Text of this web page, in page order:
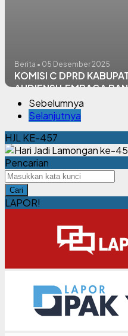
Berita • 05 Desember 2025
KOMISI C DPRD
AUDIENSI LEMBAGA
DUGAAN ADANYA NON
PEMBANGUNAN
ZAM-ZAM RESIDENCE
Sebelumnya
Selanjutnya
HJL KE-457
Pencarian
Cari
LAPOR!